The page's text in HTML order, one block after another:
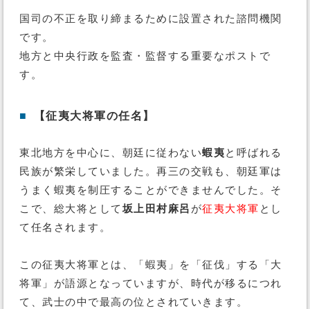
国司の不正を取り締まるために設置された諮問機関
です。
地方と中央行政を監査・監督する重要なポストで
す。
■ 【征夷大将軍の任名】
東北地方を中心に、朝廷に従わない蝦夷と呼ばれる
民族が繁栄していました。再三の交戦も、朝廷軍は
うまく蝦夷を制圧することができませんでした。そ
こで、総大将として坂上田村麻呂 が征夷大将軍 とし
て任名されます。
この征夷大将軍とは、「蝦夷」を「征伐」する「大
将軍」が語源となっていますが、時代が移るにつれ
て、武士の中で最高の位とされていきます。